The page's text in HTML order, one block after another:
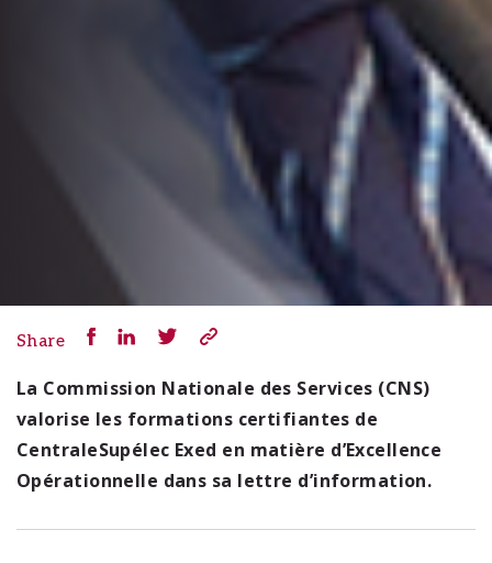
Share
La Commission Nationale des Services (CNS)
valorise les formations certifiantes de
CentraleSupélec Exed en matière d’Excellence
Opérationnelle dans sa lettre d’information.